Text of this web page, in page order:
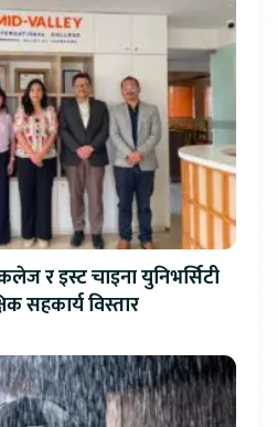
र इस्ट चाइना युनिभर्सिटी
सहकार्य विस्तार